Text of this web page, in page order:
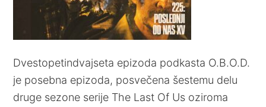
Dvestopetindvajseta epizoda podkasta O.B.O.D.
je posebna epizoda, posvečena šestemu delu
druge sezone serije The Last Of Us oziroma